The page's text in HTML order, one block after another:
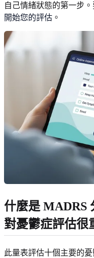
自己情緒狀態的第一步
開始您的評估 。
什麼是 MADRS
對憂鬱症評估很
此量表評估十個主要的